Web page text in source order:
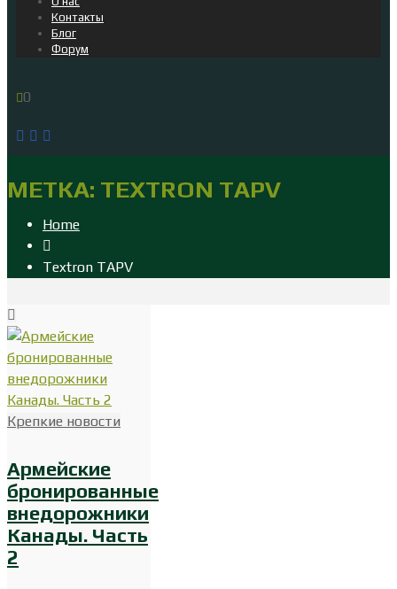
Контакты
Блог
Форум
0
МЕТКА: TEXTRON TAPV
Home
Textron TAPV
Крепкие новости
Армейские
бронированные
внедорожники
Канады. Часть
2